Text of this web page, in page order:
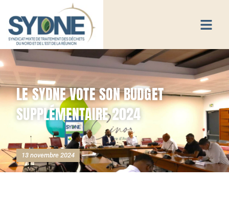
LE SYDNE VOTE SON BUDGET
SUPPLÉMENTAIRE 2024
13 novembre 2024